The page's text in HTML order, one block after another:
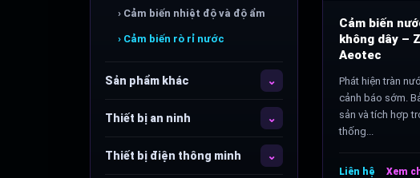
› Cảm biến nhiệt độ và độ ẩm
› Cảm biến rò rỉ nước
Sản phẩm khác
Thiết bị an ninh
Thiết bị điện thông minh
Cảm biến
không dây –
Aeotec
Phát hiện tràn
cảnh báo sớm.
sản và tích hợp
thống...
Liên hệ Xem